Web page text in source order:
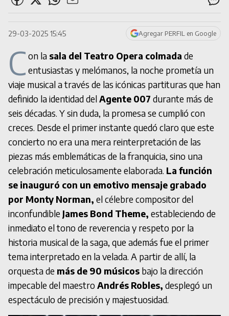
29-03-2025 15:45 Agregar PERFIL en Google
C on la sala del Teatro Opera colmada de
entusiastas y melómanos, la noche prometía un
viaje musical a través de las icónicas partituras que han
definido la identidad delAgente 007 durante más de
seis décadas. Y sin duda, la promesa se cumplió con
creces. Desde el primer instante quedó claro que este
concierto no era una mera reinterpretación de las
piezas más emblemáticas de la franquicia, sino una
celebración meticulosamente elaborada. La función
se inauguró con un emotivo mensaje grabado
por Monty Norman, el célebre compositor del
inconfundible James Bond Theme, estableciendo de
inmediato el tono de reverencia y respeto por la
historia musical de la saga, que además fue el primer
tema interpretado en la velada. A partir de allí, la
orquesta de más de 90 músicos bajo la dirección
impecable del maestro Andrés Robles, desplegó un
espectáculo de precisión y majestuosidad.